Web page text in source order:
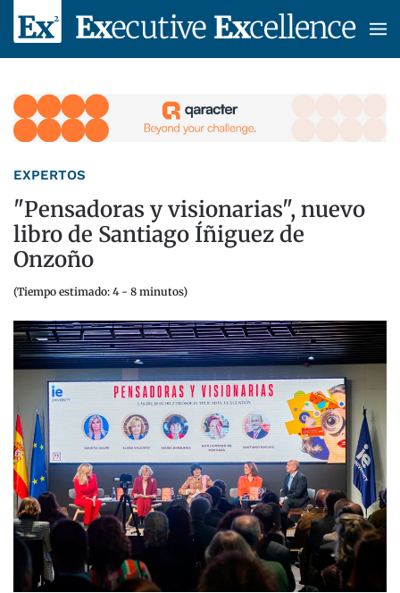
Skip to main content
EXPERTOS
"Pensadoras y visionarias", nuevo
libro de Santiago Íñiguez de
Onzoño
(Tiempo estimado: 4 - 8 minutos)